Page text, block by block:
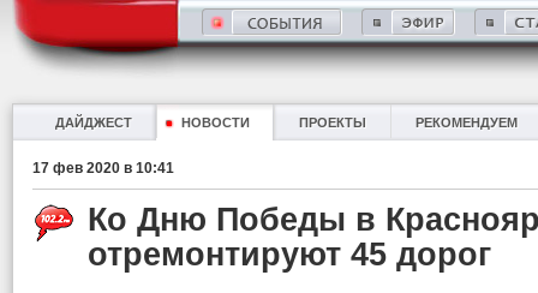
ДАЙДЖЕСТ НОВОСТИ ПРОЕКТЫ РЕКОМЕНДУЕМ
17 фев 2020 в 10:41
Ко Дню Победы в
отремонтируют 45 дорог